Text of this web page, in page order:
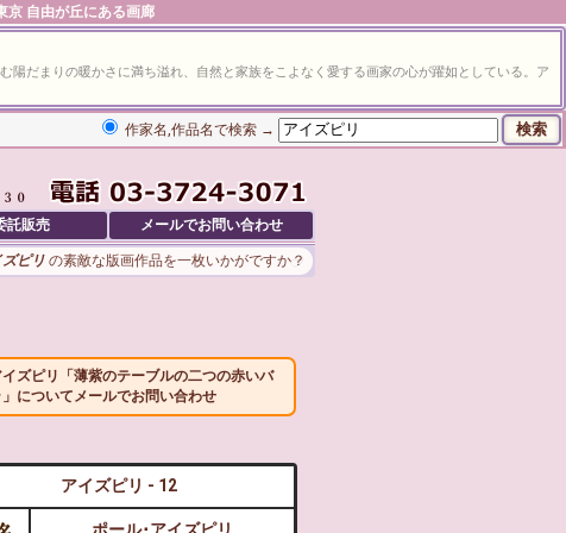
京 自由が丘にある画廊
だまりの暖かさに満ち溢れ、自然と家族をこよなく愛する画家の心が躍如としている。ア
作家名,作品名で検索 →
託販売 メールでお問い合わせ
ズピリの素敵な版画作品を一枚いかがですか？
イズピリ「薄紫のテーブルの二つの赤いバ
についてメールでお問い合わせ
アイズピリ - 12